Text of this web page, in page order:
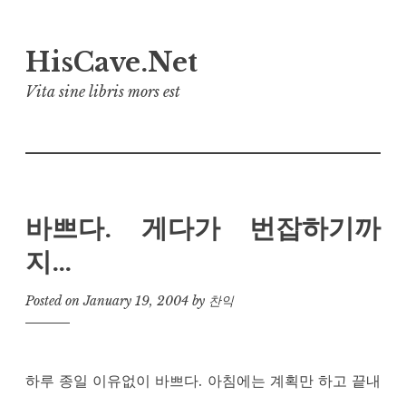
to
content
HisCave.Net
Vita sine libris mors est
바쁘다. 게다가 번잡하기까
지…
Posted onJanuary 19, 2004 by 찬익
하루 종일 이유없이 바쁘다. 아침에는 계획만 하고 끝내